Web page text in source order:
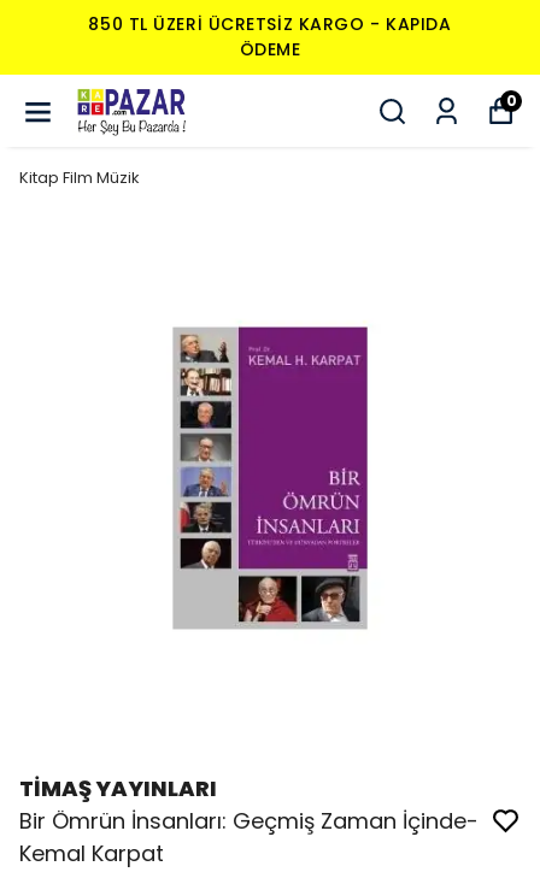
850 TL ÜZERI ÜCRETSIZ KARGO - KAPIDA
0
Kitap Film Müzik
TİMAŞ YAYINLARI
Bir Ömrün İnsanları: Geçmiş Zaman İçinde-
Kemal Karpat